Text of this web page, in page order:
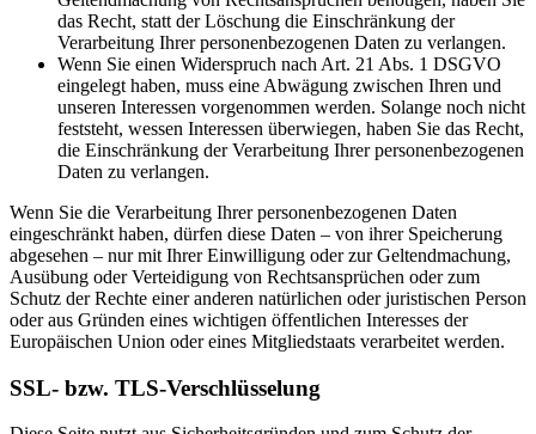
das Recht, statt der Löschung die Einschränkung der
Verarbeitung Ihrer personenbezogenen Daten zu verlangen.
Wenn Sie einen Widerspruch nach Art. 21 Abs. 1 DSGVO
eingelegt haben, muss eine Abwägung zwischen Ihren und
unseren Interessen vorgenommen werden. Solange noch nicht
feststeht, wessen Interessen überwiegen, haben Sie das Recht,
die Einschränkung der Verarbeitung Ihrer personenbezogenen
Daten zu verlangen.
Wenn Sie die Verarbeitung Ihrer personenbezogenen Daten
eingeschränkt haben, dürfen diese Daten – von ihrer Speicherung
abgesehen – nur mit Ihrer Einwilligung oder zur Geltendmachung,
Ausübung oder Verteidigung von Rechtsansprüchen oder zum
Schutz der Rechte einer anderen natürlichen oder juristischen Person
oder aus Gründen eines wichtigen öffentlichen Interesses der
Europäischen Union oder eines Mitgliedstaats verarbeitet werden.
SSL- bzw. TLS-Verschlüsselung